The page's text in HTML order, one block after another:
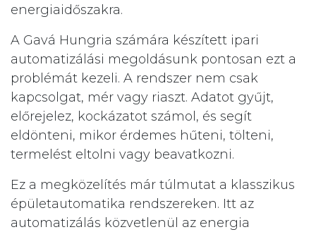
energiaidőszakra.
A Gavá Hungria számára készített ipari
automatizálási megoldásunk pontosan ezt a
problémát kezeli. A rendszer nem csak
kapcsolgat, mér vagy riaszt. Adatot gyűjt,
előrejelez, kockázatot számol, és segít
eldönteni, mikor érdemes hűteni, tölteni,
termelést eltolni vagy beavatkozni.
Ez a megközelítés már túlmutat a klasszikus
épületautomatika rendszereken. Itt az
automatizálás közvetlenül az energia